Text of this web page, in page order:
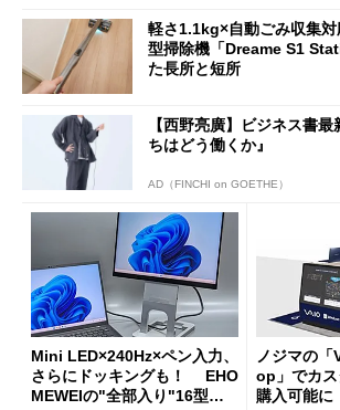
軽さ1.1kg×自動ごみ収集
型掃除機「Dreame S1
た長所と短所
【西野亮廣】ビジネス書
ちはどう働くか』
AD（FINCHI on GOETHE）
Mini LED×240Hz×ペン入力、
さらにドッキングも！ EHO
MEWEIの"全部入り"16型モ
ノジマの
op」でカ
購入可能